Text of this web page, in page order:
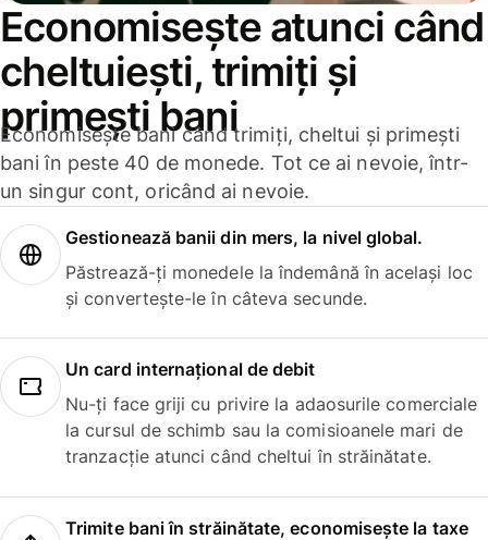
Economisește atunci când
cheltuiești, trimiți și
primești bani
Economisește bani când trimiți, cheltui și primești
bani în peste 40 de monede. Tot ce ai nevoie, într-
un singur cont, oricând ai nevoie.
Gestionează banii din mers, la nivel global.
Păstrează-ți monedele la îndemână în același loc
și convertește-le în câteva secunde.
Un card internațional de debit
Nu-ți face griji cu privire la adaosurile comerciale
la cursul de schimb sau la comisioanele mari de
tranzacție atunci când cheltui în străinătate.
Trimite bani în străinătate, economisește la taxe